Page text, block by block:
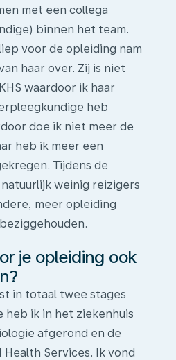
met een collega
binnen het team.
voor de opleiding nam
haar over. Zij is niet
waardoor ik haar
heb
doe ik niet meer de
heb ik meer een
Tijdens de
weinig reizigers
meer opleiding
je opleiding ook
in totaal twee stages
heb ik in het ziekenhuis
afgerond en de
Services. Ik vond